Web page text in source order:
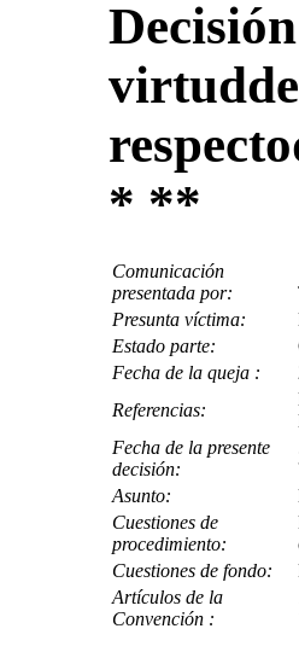
* **
Comunicación
presentada por:
Presunta víctima:
Estado parte:
Fecha de la queja :
Referencias:
Fecha de la presente
decisión:
Asunto:
Cuestiones de
procedimiento:
Cuestiones de fondo:
Artículos de la
Convención :